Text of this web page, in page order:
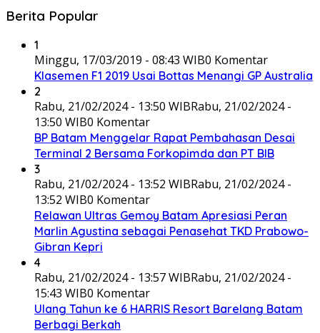
Berita Popular
1
Minggu, 17/03/2019 - 08:43 WIB0 Komentar
Klasemen F1 2019 Usai Bottas Menangi GP Australia
2
Rabu, 21/02/2024 - 13:50 WIBRabu, 21/02/2024 -
13:50 WIB0 Komentar
BP Batam Menggelar Rapat Pembahasan Desai
Terminal 2 Bersama Forkopimda dan PT BIB
3
Rabu, 21/02/2024 - 13:52 WIBRabu, 21/02/2024 -
13:52 WIB0 Komentar
Relawan Ultras Gemoy Batam Apresiasi Peran
Marlin Agustina sebagai Penasehat TKD Prabowo-
Gibran Kepri
4
Rabu, 21/02/2024 - 13:57 WIBRabu, 21/02/2024 -
15:43 WIB0 Komentar
Ulang Tahun ke 6 HARRIS Resort Barelang Batam
Berbagi Berkah